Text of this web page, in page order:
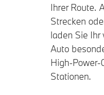
Ihrer Route.
Strecken
laden Sie Ihr
Auto
High-Power-
Stationen.